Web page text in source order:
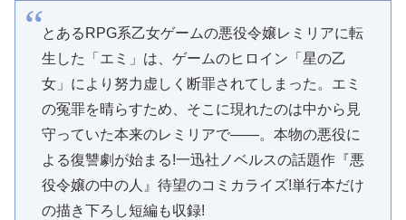
とあるRPG系乙女ゲームの悪役令嬢レミリアに転
生した「エミ」は、ゲームのヒロイン「星の乙
女」により努力虚しく断罪されてしまった。エミ
の冤罪を晴らすため、そこに現れたのは中から見
守っていた本来のレミリアで――。本物の悪役に
よる復讐劇が始まる!一迅社ノベルスの話題作『悪
役令嬢の中の人』待望のコミカライズ!単行本だけ
の描き下ろし短編も収録!